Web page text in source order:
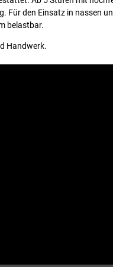
den Einsatz in nassen
belastbar.
Handwerk.